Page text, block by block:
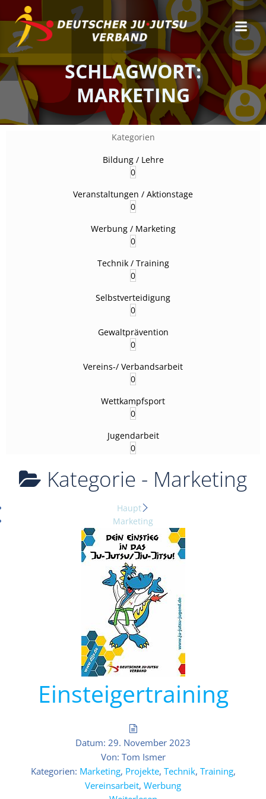
Inhalt
springen
SCHLAGWORT:
MARKETING
Kategorien
Bildung / Lehre
0
Veranstaltungen / Aktionstage
0
Werbung / Marketing
0
Technik / Training
0
Selbstverteidigung
0
Gewaltprävention
0
Vereins-/ Verbandsarbeit
0
Wettkampfsport
0
Jugendarbeit
0
Kategorie - Marketing
Haupt
Marketing
Einsteigertraining
Datum: 29. November 2023
Von: Tom Ismer
Kategorien: Marketing, Projekte, Technik, Training,
Vereinsarbeit, Werbung